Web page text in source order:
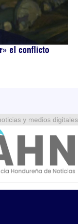
el conflicto
y medios digitales